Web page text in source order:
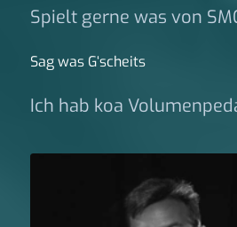
Spielt gerne was von
Sag was G‘scheits
Ich hab koa